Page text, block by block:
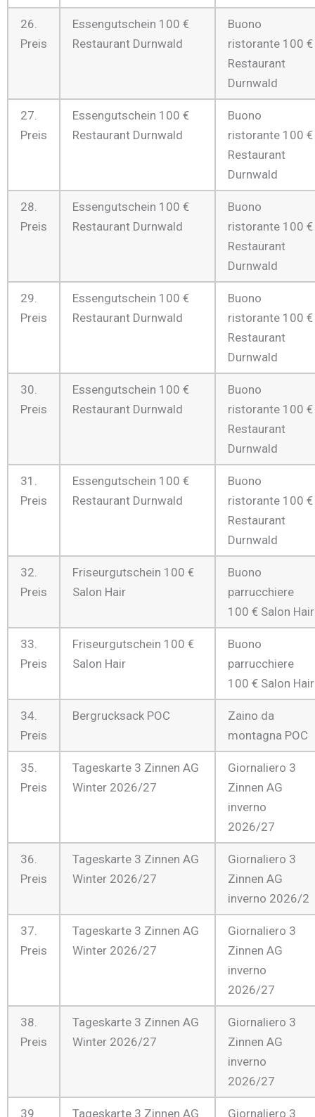
26.
Preis
Essengutschein 100 €
Restaurant Durnwald
Buono
ristorante 100 €
Restaurant
Durnwald
27.
Preis
Essengutschein 100 €
Restaurant Durnwald
Buono
ristorante 100 €
Restaurant
Durnwald
28.
Preis
Essengutschein 100 €
Restaurant Durnwald
Buono
ristorante 100 €
Restaurant
Durnwald
29.
Preis
Essengutschein 100 €
Restaurant Durnwald
Buono
ristorante 100 €
Restaurant
Durnwald
30.
Preis
Essengutschein 100 €
Restaurant Durnwald
Buono
ristorante 100 €
Restaurant
Durnwald
31.
Preis
Essengutschein 100 €
Restaurant Durnwald
Buono
ristorante 100 €
Restaurant
Durnwald
32.
Preis
Friseurgutschein 100 €
Salon Hair
Buono
parrucchiere
100 € Salon Hair
33.
Preis
Friseurgutschein 100 €
Salon Hair
Buono
parrucchiere
100 € Salon Hair
34.
Preis
Bergrucksack POC
Zaino da
montagna POC
35.
Preis
Tageskarte 3 Zinnen AG
Winter 2026/27
Giornaliero 3
Zinnen AG
inverno
2026/27
36.
Preis
Tageskarte 3 Zinnen AG
Winter 2026/27
Giornaliero 3
Zinnen AG
inverno 2026/2
37.
Preis
Tageskarte 3 Zinnen AG
Winter 2026/27
Giornaliero 3
Zinnen AG
inverno
2026/27
38.
Preis
Tageskarte 3 Zinnen AG
Winter 2026/27
Giornaliero 3
Zinnen AG
inverno
2026/27
39. Tageskarte 3 Zinnen AG Giornaliero 3